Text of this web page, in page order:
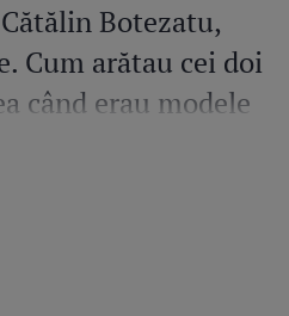
Botezatu,
Cum arătau cei doi
când erau modele